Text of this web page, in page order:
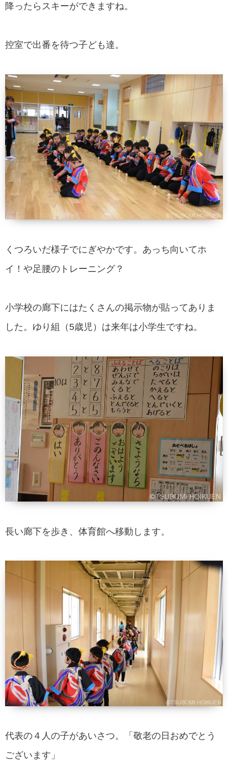
降ったらスキーができますね。
控室で出番を待つ子ども達。
くつろいだ様子でにぎやかです。あっち向いてホ
イ！や足腰のトレーニング？
小学校の廊下にはたくさんの掲示物が貼ってありま
した。ゆり組（5歳児）は来年は小学生ですね。
長い廊下を歩き、体育館へ移動します。
代表の４人の子があいさつ。「敬老の日おめでとう
ございます」